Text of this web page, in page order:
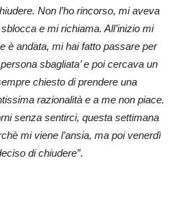
Non l’ho rincorso, mi aveva
e mi richiama. All’inizio mi
è andata, mi hai fatto passare per
sbagliata’ e poi cercava un
chiesto di prendere una
razionalità e a me non piace.
senza sentirci, questa settimana
mi viene l’ansia, ma poi venerdì
di chiudere”.